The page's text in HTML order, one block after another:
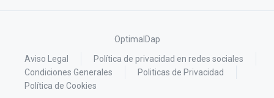
OptimalDap
Aviso Legal
Política de privacidad en redes sociales
Condiciones Generales
Politicas de Privacidad
Política de Cookies